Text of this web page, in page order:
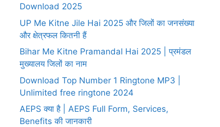
Download 2025
UP Me Kitne Jile Hai 2025 और जिलों का जनसंख्या
और क्षेत्रफल कितनी हैं
Bihar Me Kitne Pramandal Hai 2025 | प्रमंडल
मुख्यालय जिलों का नाम
Download Top Number 1 Ringtone MP3 |
Unlimited free ringtone 2024
AEPS क्या है | AEPS Full Form, Services,
Benefits की जानकारी